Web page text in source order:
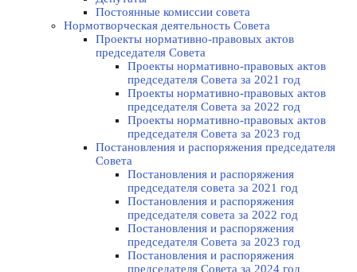
Постоянные комиссии совета
Нормотворческая деятельность Совета
Проекты нормативно-правовых актов
председателя Cовета
Проекты нормативно-правовых актов
председателя Cовета за 2021 год
Проекты нормативно-правовых актов
председателя Cовета за 2022 год
Проекты нормативно-правовых актов
председателя Cовета за 2023 год
Постановления и распоряжения председателя
Cовета
Постановления и распоряжения
председателя совета за 2021 год
Постановления и распоряжения
председателя совета за 2022 год
Постановления и распоряжения
председателя Cовета за 2023 год
Постановления и распоряжения
председателя Cовета за 2024 год